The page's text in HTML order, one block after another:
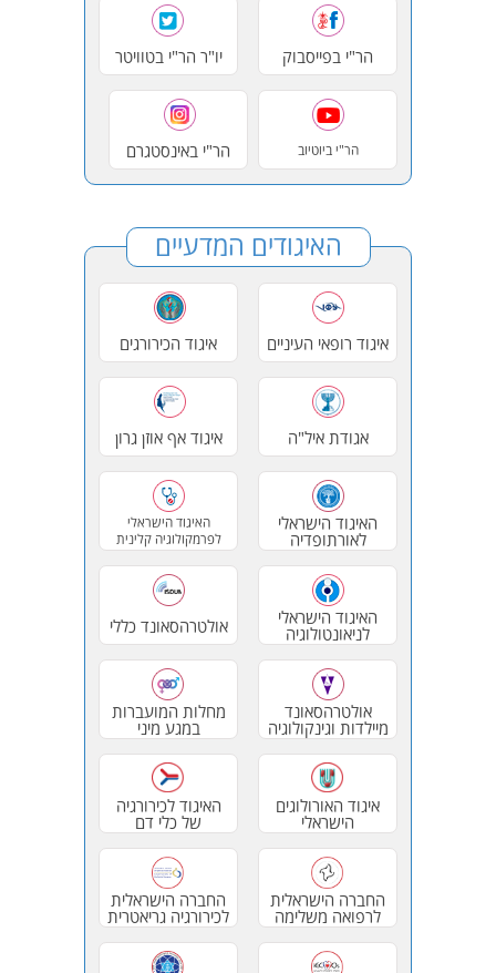
הר"י בפייסבוק יו"ר הר"י בטוויטר
הר"י ביוטיוב הר"י באינסטגרם
האיגודים המדעיים
איגוד רופאי העיניים איגוד הכירורגים
אגודת איל"ה איגוד אף אוזן גרון
האיגוד הישראלי
לאורתופדיה האיגוד הישראלי
לפרמקולוגיה קלינית
האיגוד הישראלי
לניאונטולוגיה אולטרהסאונד כללי
אולטרהסאונד
מיילדות וגינקולוגיה מחלות המועברות
במגע מיני
איגוד האורולוגים
הישראלי האיגוד לכירורגיה
של כלי דם
החברה הישראלית
לרפואה משלימה החברה הישראלית
לכירורגיה גריאטרית